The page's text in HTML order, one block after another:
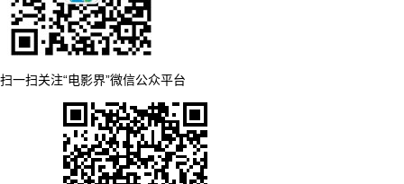
扫一扫关注“电影界”微信公众平台